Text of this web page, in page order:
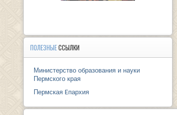
ПОЛЕЗНЫЕССЫЛКИ
Министерство образования и науки
Пермского края
Пермская Eпархия